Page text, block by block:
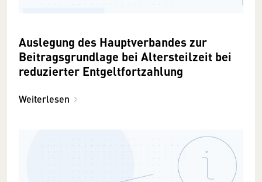
Auslegung des Hauptverbandes zur
Beitragsgrundlage bei Altersteilzeit bei
reduzierter Entgeltfortzahlung
Weiterlesen